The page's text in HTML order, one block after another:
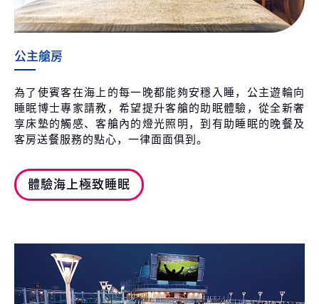
公主艙房
為了使賓客在海上的每一晚都能夠安穩入睡，公主遊輪向
睡眠博士專家請教，希望提升客艙的助眠體驗，從全新奢
享床墊的觸感、客艙內的燈光照明，到有助睡眠的晚餐及
客房送餐服務的點心，一律面面俱到。
體驗海上極致睡眠